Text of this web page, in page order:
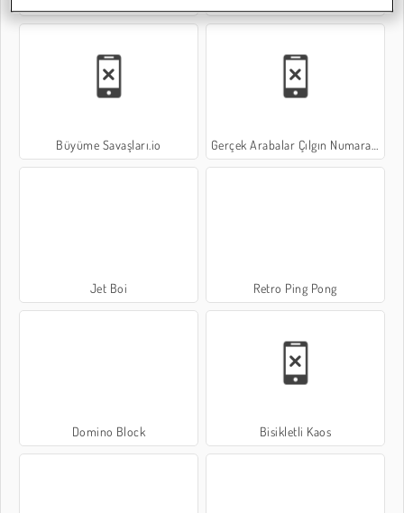
Büyüme Savaşları.io Gerçek Arabalar Çılgın Numaralar
Jet Boi Retro Ping Pong
Domino Block Bisikletli Kaos